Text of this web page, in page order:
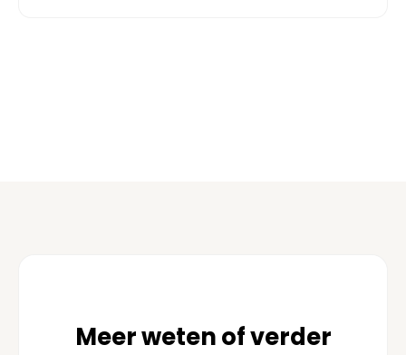
Meer weten of verder